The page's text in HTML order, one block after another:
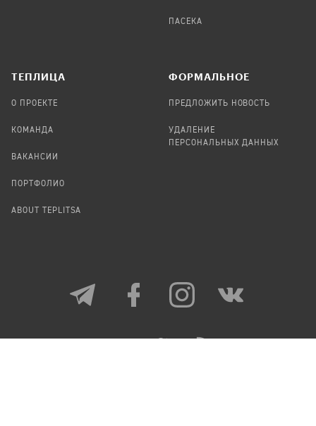
ПАСЕКА
TЕПЛИЦА
О ПРОЕКТЕ
КОМАНДА
ВАКАНСИИ
ПОРТФОЛИО
ABOUT TEPLITSA
ФОРМАЛЬНОЕ
ПРЕДЛОЖИТЬ НОВОСТЬ
УДАЛЕНИЕ
ПЕРСОНАЛЬНЫХ ДАННЫХ